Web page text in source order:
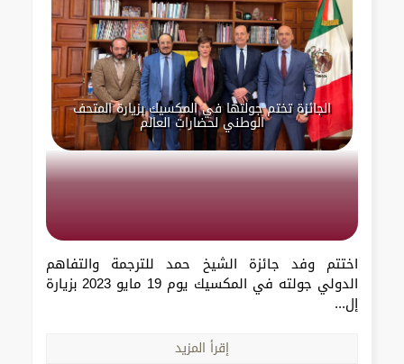
الجائزة تختم جولتها في المكسيك بزيارة المتحف
الوطني لحضارات العالم
اختتم وفد جائزة الشيخ حمد للترجمة والتفاهم
الدولي جولته في المكسيك يوم 19 مايو 2023 بزيارة
إل...
إقرأ المزيد